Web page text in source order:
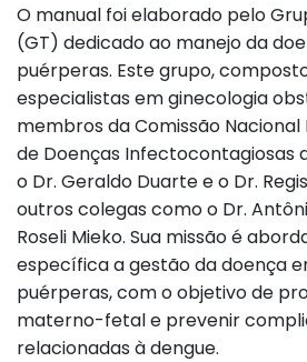
O manual foi elaborado pelo
(GT) dedicado ao manejo da
puérperas. Este grupo,
especialistas em ginecologia
membros da Comissão Nacional
de Doenças Infectocontagiosas
o Dr. Geraldo Duarte e o Dr.
outros colegas como o Dr.
Roseli Mieko. Sua missão é
específica a gestão da doença
puérperas, com o objetivo de
materno-fetal e prevenir
relacionadas à dengue.